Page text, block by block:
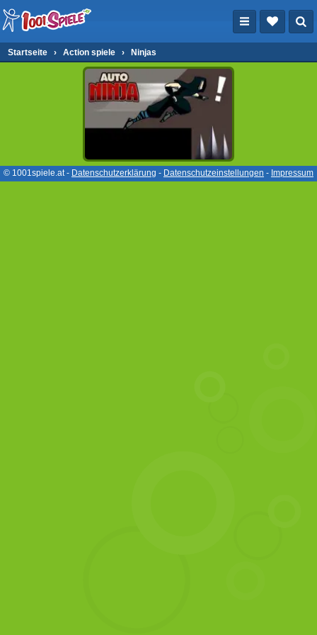
Startseite › Action spiele › Ninjas
© 1001spiele.at - Datenschutzerklärung - Datenschutzeinstellungen - Impressum